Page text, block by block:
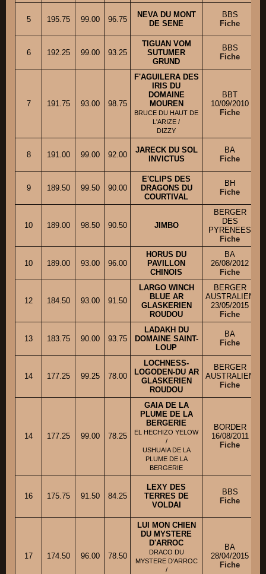
5 195.75 99.00 96.75
NEVA DU MONT
DE SENE
BBS
Fiche
6 192.25 99.00 93.25
TIGUAN VOM
SUTUMER
GRUND
BBS
Fiche
7 191.75 93.00 98.75
F'AGUILERA DES
IRIS DU
DOMAINE
MOUREN
BRUCE DU HAUT DE
L'ARIZE /
DIZZY
BBT
10/09/2010
Fiche
8 191.00 99.00 92.00
JARECK DU SOL
INVICTUS
BA
Fiche
9 189.50 99.50 90.00
E'CLIPS DES
DRAGONS DU
COURTIVAL
BH
Fiche
10 189.00 98.50 90.50 JIMBO
BERGER
DES
PYRENEES
Fiche
10 189.00 93.00 96.00
HORUS DU
PAVILLON
CHINOIS
BA
26/08/2012
Fiche
12 184.50 93.00 91.50
LARGO WINCH
BLUE AR
GLASKERIEN
ROUDOU
BERGER
AUSTRALIEN
23/05/2015
Fiche
13 183.75 90.00 93.75
LADAKH DU
DOMAINE SAINT-
LOUP
BA
Fiche
14 177.25 99.25 78.00
LOCHNESS-
LOGODEN-DU AR
GLASKERIEN
ROUDOU
BERGER
AUSTRALIEN
Fiche
14 177.25 99.00 78.25
GAIA DE LA
PLUME DE LA
BERGERIE
EL HECHIZO YELOW
/
USHUAIA DE LA
PLUME DE LA
BERGERIE
BORDER
16/08/2011
Fiche
16 175.75 91.50 84.25
LEXY DES
TERRES DE
VOLDAI
BBS
Fiche
17 174.50 96.00 78.50
LUI MON CHIEN
DU MYSTERE
D'ARROC
DRACO DU
MYSTERE D'ARROC
/
BA
28/04/2015
Fiche